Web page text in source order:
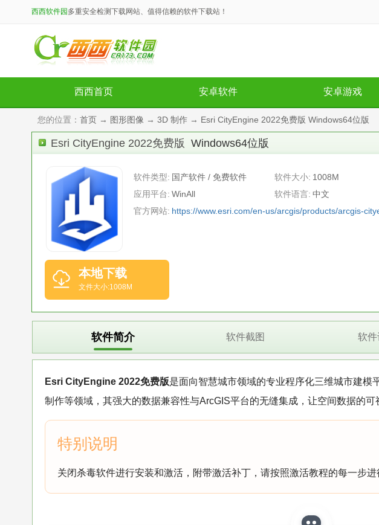
西西软件园 多重安全检测下载网站、值得信赖的软件下载站！
西西首页 安卓软件 安卓游戏
您的位置： 首页 → 图形图像 → 3D 制作 → Esri CityEngine 2022免费版 Windows64位版
Esri CityEngine 2022免费版 Windows64位版
软件类型: 国产软件 / 免费软件 软件大小: 1008M
应用平台: WinAll 软件语言: 中文
官方网站: https://www.esri.com/en-us/arcgis/products/arcgis-
本地下载
文件大小:1008M
软件简介 软件截图 软件
Esri CityEngine 2022免费版是面向智慧城市领域的专业程序化三维城市建模
制作等领域，其强大的数据兼容性与ArcGIS平台的无缝集成，让空间数据的可
关闭杀毒软件进行安装和激活，附带激活补丁，请按照激活教程的每一步进